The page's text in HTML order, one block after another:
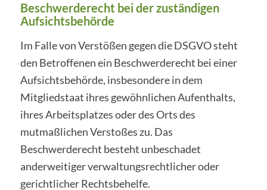
Beschwerderecht bei der zuständigen
Aufsichtsbehörde
Im Falle von Verstößen gegen die DSGVO steht
den Betroffenen ein Beschwerderecht bei einer
Aufsichtsbehörde, insbesondere in dem
Mitgliedstaat ihres gewöhnlichen Aufenthalts,
ihres Arbeitsplatzes oder des Orts des
mutmaßlichen Verstoßes zu. Das
Beschwerderecht besteht unbeschadet
anderweitiger verwaltungsrechtlicher oder
gerichtlicher Rechtsbehelfe.